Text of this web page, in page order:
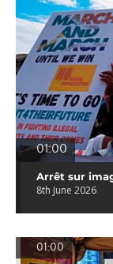
01:00
Arrêt sur
8th June 2026
01:00